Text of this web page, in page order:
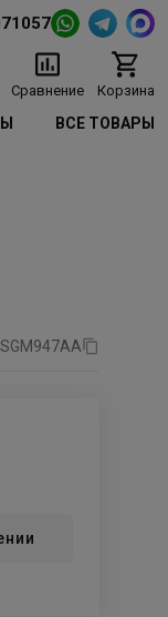
Сравнение Корзина
ВСЕ ТОВАРЫ